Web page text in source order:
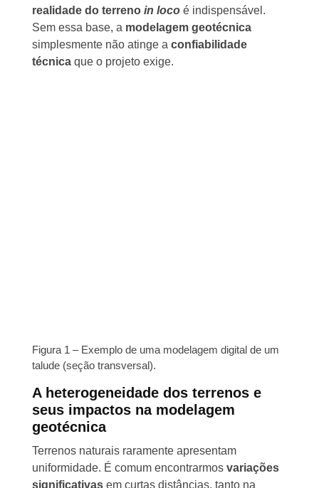
realidade do terreno in locoé indispensável.
Sem essa base, a modelagem geotécnica
simplesmente não atinge a confiabilidade
técnicaque o projeto exige.
Figura 1 – Exemplo de uma modelagem digital de um
talude (seção transversal).
A heterogeneidade dos terrenos e
seus impactos na modelagem
geotécnica
Terrenos naturais raramente apresentam
uniformidade. É comum encontrarmos variações
significativasem curtas distâncias, tanto na